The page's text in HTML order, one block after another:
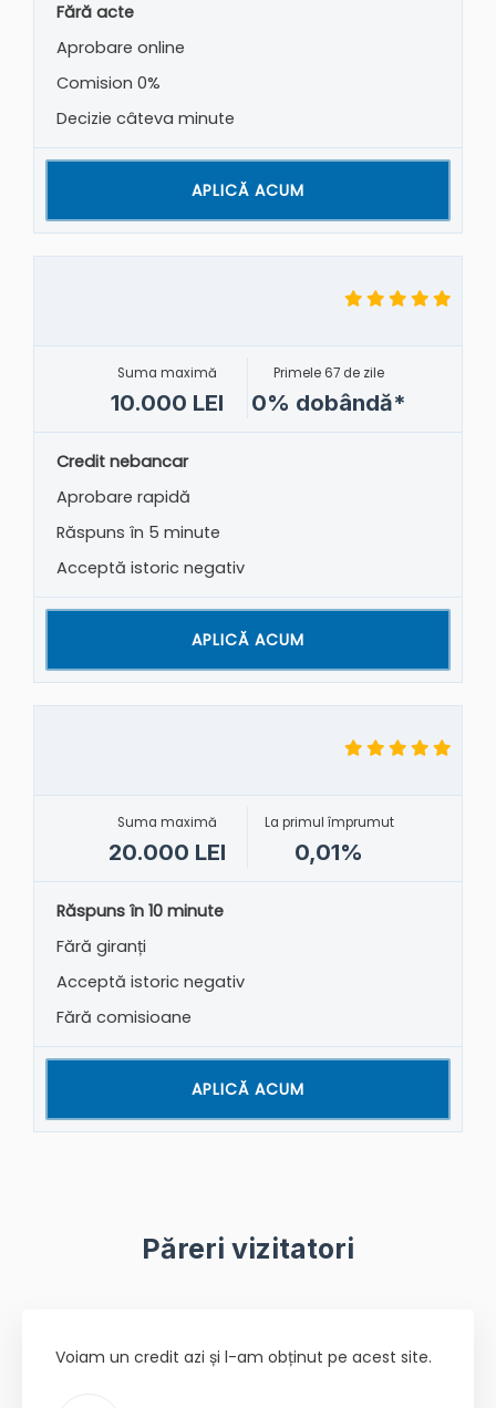
Fără acte
Aprobare online
Comision 0%
Decizie câteva minute
APLICĂ ACUM
Suma maximă
10.000 LEI
Primele 67 de zile
0% dobândă*
Credit nebancar
Aprobare rapidă
Răspuns în 5 minute
Acceptă istoric negativ
APLICĂ ACUM
Suma maximă
20.000 LEI
La primul împrumut
0,01%
Răspuns în 10 minute
Fără giranți
Acceptă istoric negativ
Fără comisioane
APLICĂ ACUM
Păreri vizitatori
Voiam un credit azi și l-am obținut pe acest site.